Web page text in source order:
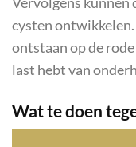
cysten
ontstaan op de
last hebt van
Wat te doen